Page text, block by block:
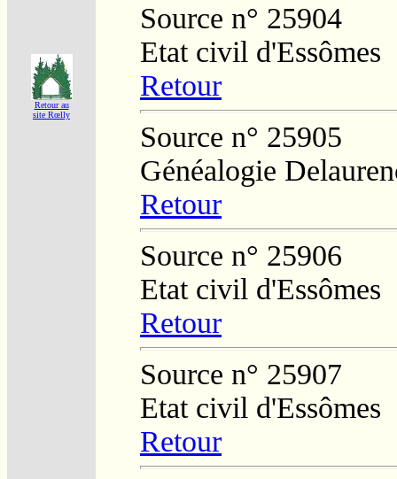
Retour au
site Rœlly
Source n° 25904
Etat civil d'Essômes
Retour
Source n° 25905
Généalogie
Retour
Source n° 25906
Etat civil d'Essômes
Retour
Source n° 25907
Etat civil d'Essômes
Retour